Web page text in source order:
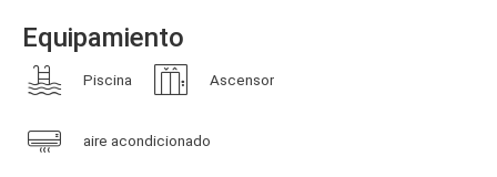
Equipamiento
Piscina Ascensor
aire acondicionado